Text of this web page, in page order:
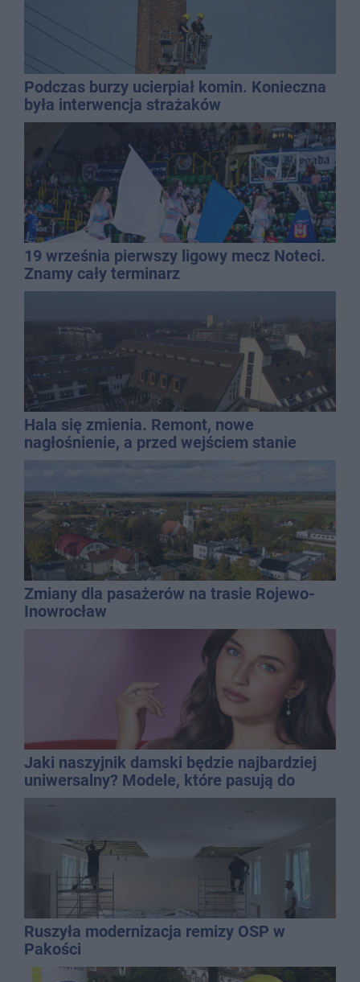
Podczas burzy ucierpiał komin. Konieczna
była interwencja strażaków
19 września pierwszy ligowy mecz Noteci.
Znamy cały terminarz
Hala się zmienia. Remont, nowe
nagłośnienie, a przed wejściem stanie
QEMETICA ARENA
Zmiany dla pasażerów na trasie Rojewo-
Inowrocław
Jaki naszyjnik damski będzie najbardziej
uniwersalny? Modele, które pasują do
wielu stylizacji
Ruszyła modernizacja remizy OSP w
Pakości